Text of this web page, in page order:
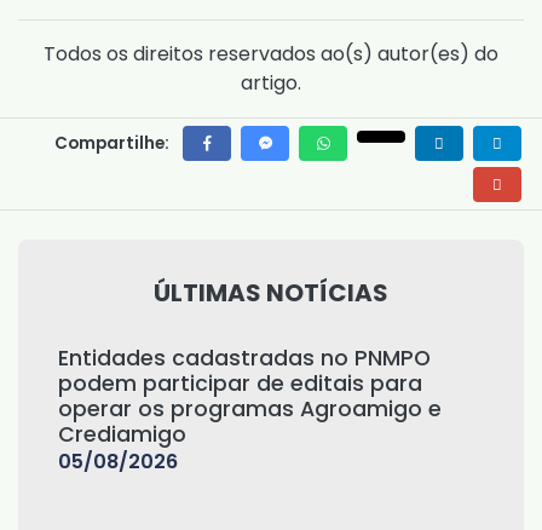
Todos os direitos reservados ao(s) autor(es) do
artigo.
Compartilhe:
ÚLTIMAS NOTÍCIAS
Entidades cadastradas no PNMPO
podem participar de editais para
operar os programas Agroamigo e
Crediamigo
05/08/2026